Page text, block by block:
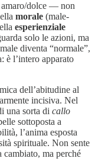
dolce — non
morale (male-
esperienziale
solo le azioni, ma
diventa “normale”,
è l’intero apparato
dell’abitudine al
incisiva. Nel
una sorta di callo
sottoposta a
l’anima esposta
spirituale. Non sente
ma perché